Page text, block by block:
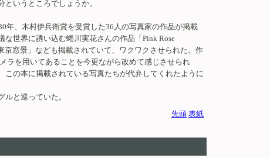
いうところでしょうか。
年、木村伊兵衛賞を受賞した36人の写真家の作品が掲載
世界に誘い込む蜷川実花さんの作品「Pink Rose
窓景」なども掲載されていて、ワクワクさせられた。作
ラを用いてあることを今更ながら改めて感じさせられ
の本に掲載されている写真たちが代弁してくれたように
と巡っていた。
先頭 表紙